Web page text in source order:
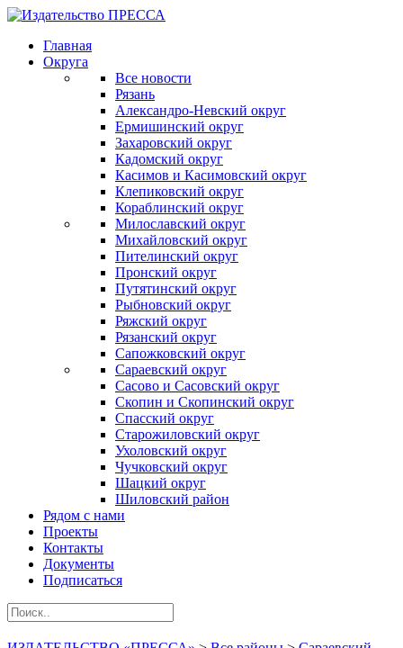
Главная
Округа
Все новости
Рязань
Александро-Невский округ
Ермишинский округ
Захаровский округ
Кадомский округ
Касимов и Касимовский округ
Клепиковский округ
Кораблинский округ
Милославский округ
Михайловский округ
Пителинский округ
Пронский округ
Путятинский округ
Рыбновский округ
Ряжский округ
Рязанский округ
Сапожковский округ
Сараевский округ
Сасово и Сасовский округ
Скопин и Скопинский округ
Спасский округ
Старожиловский округ
Ухоловский округ
Чучковский округ
Шацкий округ
Шиловский район
Рядом с нами
Проекты
Контакты
Документы
Подписаться